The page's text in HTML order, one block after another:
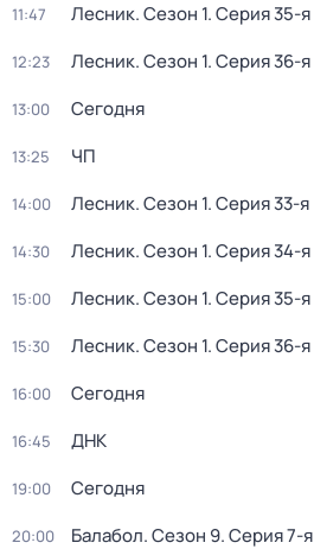
11:47 Лесник. Сезон 1. Серия 35-я
12:23 Лесник. Сезон 1. Серия 36-я
13:00 Сегодня
13:25 ЧП
14:00 Лесник. Сезон 1. Серия 33-я
14:30 Лесник. Сезон 1. Серия 34-я
15:00 Лесник. Сезон 1. Серия 35-я
15:30 Лесник. Сезон 1. Серия 36-я
16:00 Сегодня
16:45 ДНК
19:00 Сегодня
20:00 Балабол. Сезон 9. Серия 7-я